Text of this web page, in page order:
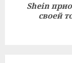
Next
Shein
своей